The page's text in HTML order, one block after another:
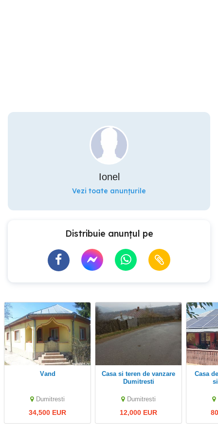
Ionel
Vezi toate anunțurile
Distribuie anunțul pe
Vand
Dumitresti
34,500 EUR
Casa si teren de vanzare
Dumitresti
Dumitresti
12,000 EUR
Casa de vânzare utilată